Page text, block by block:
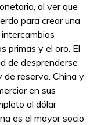
al ver que
para crear una
primas y el oro. El
de desprenderse
de reserva. China y
en sus
al dólar
es el mayor socio